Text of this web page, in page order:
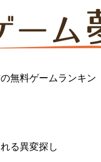
無料ゲームランキン
る異変探し